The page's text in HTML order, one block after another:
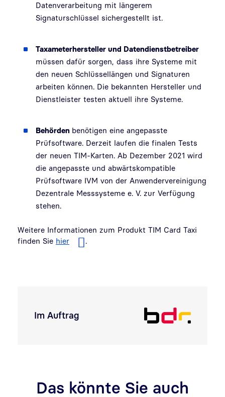
Datenverarbeitung mit längerem
Signaturschlüssel sichergestellt ist.
Taxameterhersteller und Datendienstbetreiber
müssen dafür sorgen, dass ihre Systeme mit
den neuen Schlüssellängen und Signaturen
arbeiten können. Die bekannten Hersteller und
Dienstleister testen aktuell ihre Systeme.
Behörden benötigen eine angepasste
Prüfsoftware. Derzeit laufen die finalen Tests
der neuen TIM-Karten. Ab Dezember 2021 wird
die angepasste und abwärtskompatible
Prüfsoftware IVM von der Anwendervereinigung
Dezentrale Messsysteme e. V. zur Verfügung
stehen.
Weitere Informationen zum Produkt TIM Card Taxi
finden Sie hier .
Im Auftrag
Das könnte Sie auch